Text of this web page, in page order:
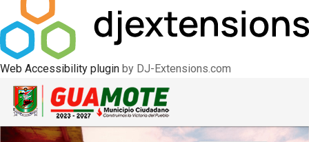
Web Accessibility plugin by DJ-Extensions.com